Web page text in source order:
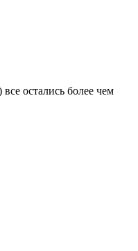
остались более чем